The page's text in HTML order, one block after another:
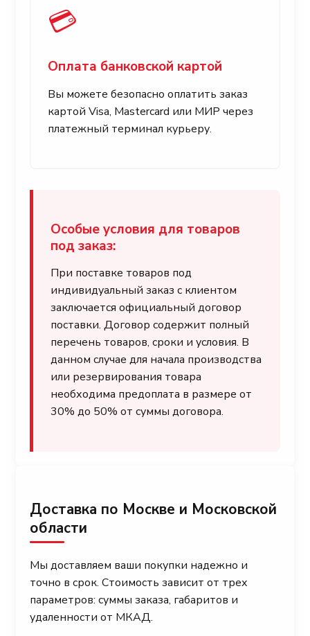
💳
Оплата банковской картой
Вы можете безопасно оплатить заказ
картой Visa, Mastercard или МИР через
платежный терминал курьеру.
Особые условия для товаров
под заказ:
При поставке товаров под
индивидуальный заказ с клиентом
заключается официальный договор
поставки. Договор содержит полный
перечень товаров, сроки и условия. В
данном случае для начала производства
или резервирования товара
необходима предоплата в размере от
30% до 50% от суммы договора.
Доставка по Москве и Московской
области
Мы доставляем ваши покупки надежно и
точно в срок. Стоимость зависит от трех
параметров: суммы заказа, габаритов и
удаленности от МКАД.